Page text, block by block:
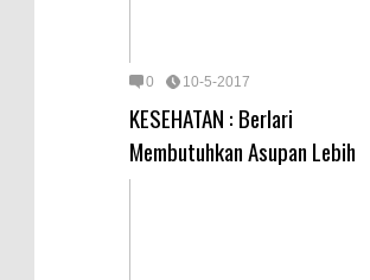
0 10-5-2017
KESEHATAN : Berlari
Membutuhkan Asupan Lebih